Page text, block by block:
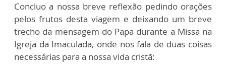
Concluo a nossa breve reflexão pedindo orações
pelos frutos desta viagem e deixando um breve
trecho da mensagem do Papa durante a Missa na
Igreja da Imaculada, onde nos fala de duas coisas
necessárias para a nossa vida cristã: